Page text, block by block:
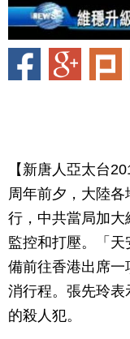
【新唐人亞太台
周年前夕，大陸
行，中共當局加
監控和打壓。「
備前往香港出席一
消行程。張先玲
的殺人犯。